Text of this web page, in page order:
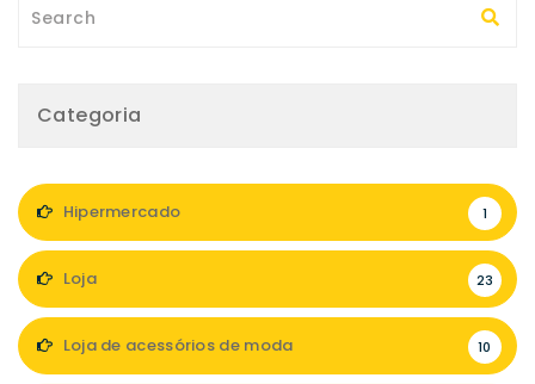
Categoria
Hipermercado 1
Loja 23
Loja de acessórios de moda 10